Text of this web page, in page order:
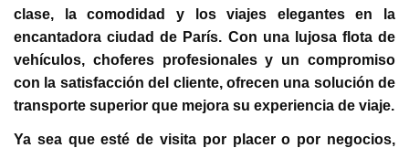
clase, la comodidad y los viajes elegantes en la
encantadora ciudad de París. Con una lujosa flota de
vehículos, choferes profesionales y un compromiso
con la satisfacción del cliente, ofrecen una solución de
transporte superior que mejora su experiencia de viaje.
Ya sea que esté de visita por placer o por negocios,